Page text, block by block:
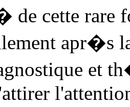
cette rare
apr�s
et